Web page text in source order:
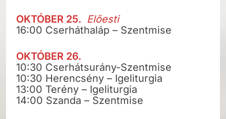
OKTÓBER 25. Előesti
16:00 Cserháthaláp – Szentmise
OKTÓBER 26.
10:30 Cserhátsurány-Szentmise
10:30 Herencsény – Igeliturgia
13:00 Terény – Igeliturgia
14:00 Szanda – Szentmise